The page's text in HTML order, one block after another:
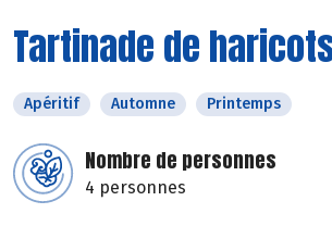
Tartinade de
Apéritif Automne Printemps
Nombre de personnes
4 personnes